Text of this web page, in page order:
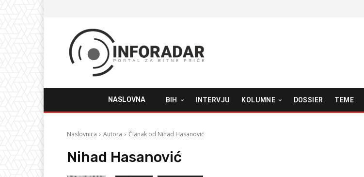
NASLOVNA BIH INTERVJU KOLUMNE DOSSIER TEME
Naslovnica Autora Članak od Nihad Hasanović
Nihad Hasanović